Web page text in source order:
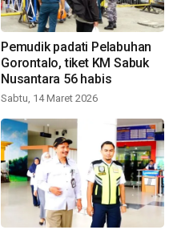
Pemudik padati Pelabuhan
Gorontalo, tiket KM Sabuk
Nusantara 56 habis
Sabtu, 14 Maret 2026